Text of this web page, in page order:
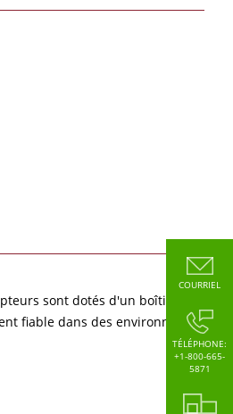
sont dotés d'un boîtier léger
fiable dans des environnements
COURRIEL
TÉLÉPHONE:
+1-800-665-
5871